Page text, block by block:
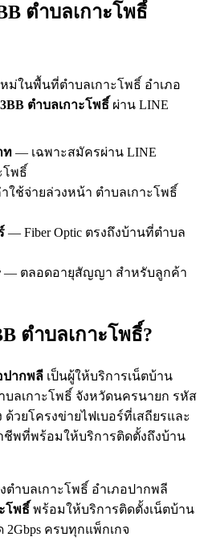
ตำบลเกาะโพธิ์
ม่ในพื้นที่ตำบลเกาะโพธิ์ อำเภอ
ตำบลเกาะโพธิ์ ผ่าน LINE
ท — เฉพาะสมัครผ่าน LINE
โพธิ์
ช้จ่ายล่วงหน้า ตำบลเกาะโพธิ์
— Fiber Optic ตรงถึงบ้านที่ตำบล
— ตลอดอายุสัญญา สำหรับลูกค้า
ตำบลเกาะโพธิ์?
ปากพลี เป็นผู้ให้บริการเน็ตบ้าน
ลเกาะโพธิ์ จังหวัดนครนายก รหัส
วยโครงข่ายไฟเบอร์ที่เสถียรและ
ชีพที่พร้อมให้บริการติดตั้งถึงบ้าน
ำบลเกาะโพธิ์ อำเภอปากพลี
โพธิ์ พร้อมให้บริการติดตั้งเน็ตบ้าน
2Gbps ครบทุกแพ็กเกจ